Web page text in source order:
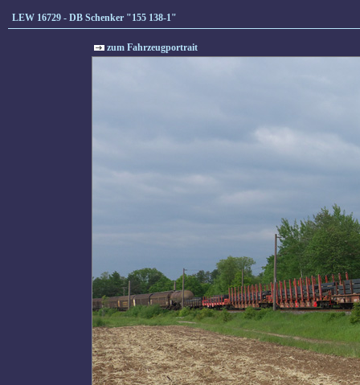
LEW 16729 - DB Schenker "155 138-1"
zum Fahrzeugportrait